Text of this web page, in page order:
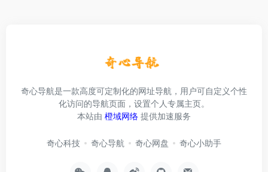
奇心导航是一款高度可定制化的网址导航，用户可自定义个性
化访问的导航页面，设置个人专属主页。
本站由 橙域网络 提供加速服务
奇心科技 奇心导航 奇心网盘 奇心小助手